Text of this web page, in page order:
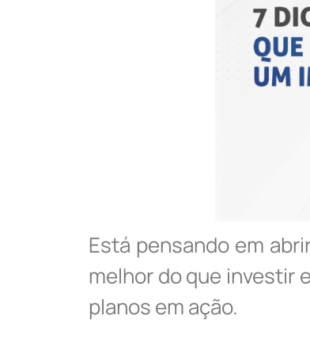
Está pensando em
melhor do que investir
planos em ação.